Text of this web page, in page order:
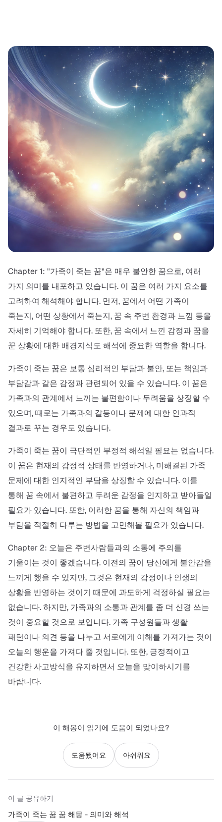
Chapter 1: "가족이 죽는 꿈"은 매우 불안한 꿈으로, 여러
가지 의미를 내포하고 있습니다. 이 꿈은 여러 가지 요소를
고려하여 해석해야 합니다. 먼저, 꿈에서 어떤 가족이
죽는지, 어떤 상황에서 죽는지, 꿈 속 주변 환경과 느낌 등을
자세히 기억해야 합니다. 또한, 꿈 속에서 느낀 감정과 꿈을
꾼 상황에 대한 배경지식도 해석에 중요한 역할을 합니다.
가족이 죽는 꿈은 보통 심리적인 부담과 불안, 또는 책임과
부담감과 같은 감정과 관련되어 있을 수 있습니다. 이 꿈은
가족과의 관계에서 느끼는 불편함이나 두려움을 상징할 수
있으며, 때로는 가족과의 갈등이나 문제에 대한 인과적
결과로 꾸는 경우도 있습니다.
가족이 죽는 꿈이 극단적인 부정적 해석일 필요는 없습니다.
이 꿈은 현재의 감정적 상태를 반영하거나, 미해결된 가족
문제에 대한 인지적인 부담을 상징할 수 있습니다. 이를
통해 꿈 속에서 불편하고 두려운 감정을 인지하고 받아들일
필요가 있습니다. 또한, 이러한 꿈을 통해 자신의 책임과
부담을 적절히 다루는 방법을 고민해볼 필요가 있습니다.
Chapter 2: 오늘은 주변사람들과의 소통에 주의를
기울이는 것이 좋겠습니다. 이전의 꿈이 당신에게 불안감을
느끼게 했을 수 있지만, 그것은 현재의 감정이나 인생의
상황을 반영하는 것이기 때문에 과도하게 걱정하실 필요는
없습니다. 하지만, 가족과의 소통과 관계를 좀 더 신경 쓰는
것이 중요할 것으로 보입니다. 가족 구성원들과 생활
패턴이나 의견 등을 나누고 서로에게 이해를 가져가는 것이
오늘의 행운을 가져다 줄 것입니다. 또한, 긍정적이고
건강한 사고방식을 유지하면서 오늘을 맞이하시기를
바랍니다.
이 해몽이 읽기에 도움이 되었나요?
도움됐어요 아쉬워요
이 글 공유하기
가족이 죽는 꿈 꿈 해몽 - 의미와 해석